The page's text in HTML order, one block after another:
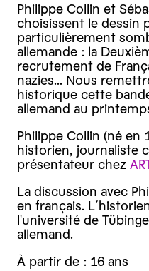
Philippe Collin et
choisissent le dessin
particulièrement
allemande : la
recrutement de
nazies... Nous
historique cette
allemand au
Philippe Collin (né en
historien, journaliste
présentateur chez
La discussion avec
en français.
l'université de
allemand.
À partir de : 16 ans